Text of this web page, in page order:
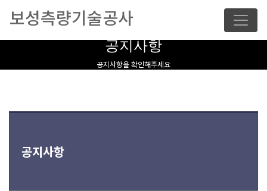
보성측량기술공사
공지사항
공지사항을 확인해주세요
공지사항